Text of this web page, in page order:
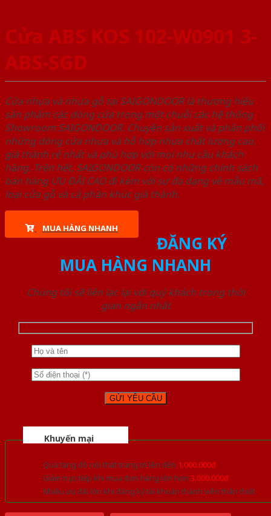
Cửa ABS KOS 102-W0901 3-
ABS-SGD
Cửa nhựa và nhựa gỗ tại SAIGONDOOR là thương hiệu
sản phẩm các dòng cửa trong một chuỗi các hệ thống
Showroom SAIGONDOOR. Chuyên sản xuất và phân phối
những dòng cửa nhựa và hỗ hợp nhựa chất lượng cao,
giá thành rẻ nhất và phù hợp với mọi nhu cầu khách
hàng. Trên hết, SAIGONDOOR còn có những chính sách
bán hàng ƯU ĐÃI CAO đi kèm với sự đa dạng về mẫu mã,
loại cửa gỗ và cả phân khúc giá thành.
MUA HÀNG NHANH
ĐĂNG KÝ
MUA HÀNG NHANH
Chúng tôi sẽ liên lạc lại với quý khách trong thời
gian ngắn nhất
Khuyến mại
Quà tặng đồ nội thất trang trí lên đến 1.000.000đ
Giảm trực tiếp khi mua đơn hàng lớn hơn 3.000.000đ
Nhiều ưu đãi lớn khi đăng ký tài khoản thành viên thân thiết